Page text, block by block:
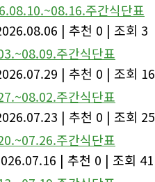
주간식단표
| 추천 0 | 조회 3
주간식단표
| 추천 0 | 조회 16
주간식단표
| 추천 0 | 조회 25
주간식단표
| 추천 0 | 조회 41